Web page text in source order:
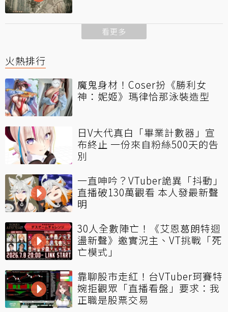
看更多
火熱排行
魔鬼身材！Coser扮《勝利女
神：妮姬》瑪律恰那泳裝造型
日V大代真白「畢業計數器」宣
布終止 一份來自粉絲500天的告
別
一直呻吟？VTuber詭異「抖動」
直播破130萬觀看 本人發最新聲
明
30人全數陣亡！《艾恩葛朗特迴
盪新聲》邀實況主、VT挑戰「死
亡模式」
靠聊股市走紅！台VTuber珂賽特
婉拒觀眾「直播看盤」要求：我
正職是股票交易